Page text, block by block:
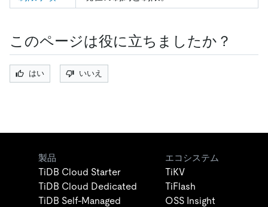
このページは役に立ちましたか？
はい いいえ
製品
TiDB Cloud Starter
TiDB Cloud Dedicated
TiDB Self-Managed
エコシステム
TiKV
TiFlash
OSS Insight